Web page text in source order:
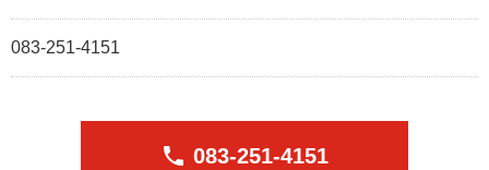
083-251-4151
phone 083-251-4151